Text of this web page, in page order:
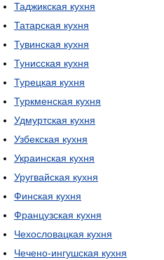
Таджикская кухня
Татарская кухня
Тувинская кухня
Тунисская кухня
Турецкая кухня
Туркменская кухня
Удмуртская кухня
Узбекская кухня
Украинская кухня
Уругвайская кухня
Финская кухня
Французская кухня
Чехословацкая кухня
Чечено-ингушская кухня